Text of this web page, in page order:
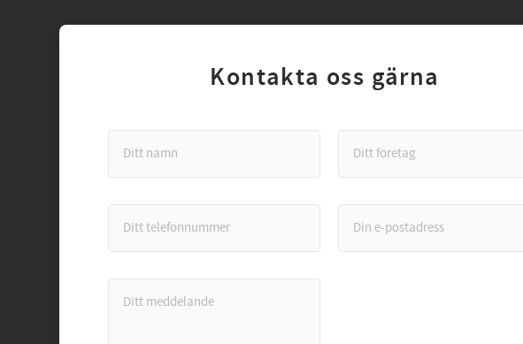
Kontakta oss gärna